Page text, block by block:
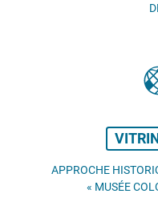
APPROCHE
« MUSÉE